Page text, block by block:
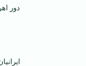
دور